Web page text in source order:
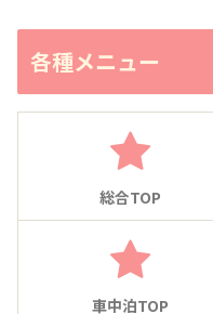
各種メニュー
総合TOP
車中泊TOP